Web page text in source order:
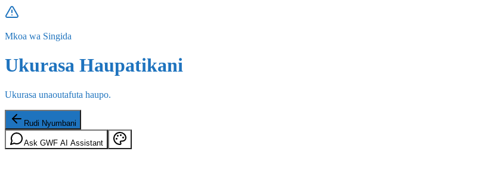
Mkoa wa Singida
Ukurasa Haupatikani
Ukurasa unaoutafuta haupo.
Rudi Nyumbani
Ask GWF AI Assistant